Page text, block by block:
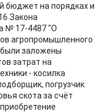
бюджет на порядках и
Закона
№ 17-4487 "О
агропромышленного
были заложены
затрат на
- косилка
погрузчик
скота за счёт